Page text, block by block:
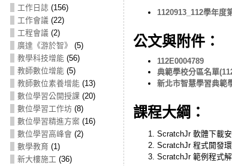
工作日誌 (156)
工作會議 (22)
工程會議 (2)
廣達《游於智》
(5)
教學科技增能(56)
教師數位增能(5)
教師數位素養增能(13)
數位學習公開授課 (20)
數位學習工作坊(8)
數位學習精進方案 (16)
數位學習高峰會 (2)
數學教育 (1)
新大樓施工 (36)
1120913_112學年度
公文與附件：
112E0004789
典範學校分區名單
新北市智慧學習典範
課程大綱：
ScratchJr 軟體下載
ScratchJr 程式開發
ScratchJr 範例程式